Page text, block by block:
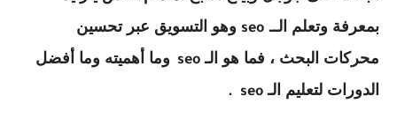
بمعرفة وتعلم الــ seo وهو التسويق عبر تحسين
محركات البحث ، فما هو الـseo وما أهميته وما أفضل
الدورات لتعليم الـseo
.